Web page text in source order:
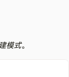
模式。